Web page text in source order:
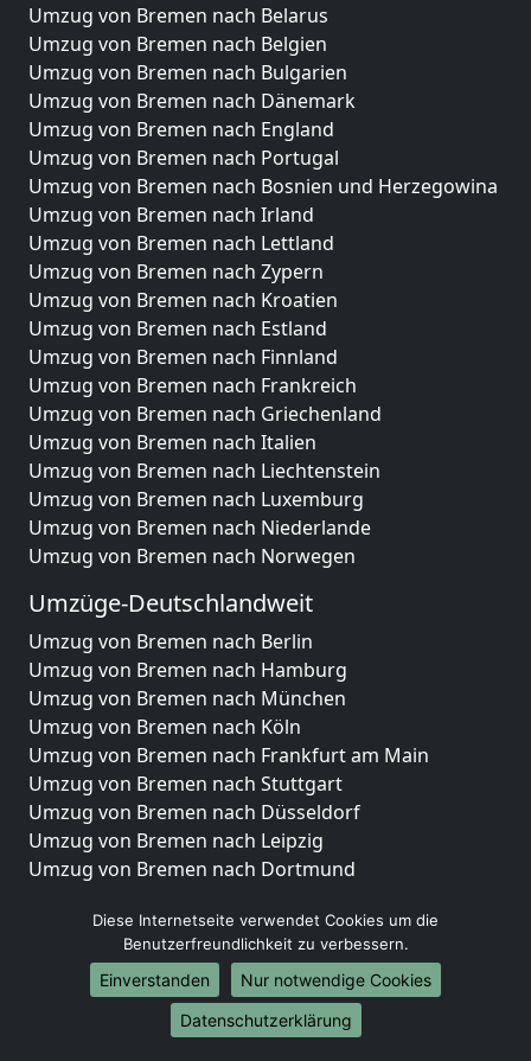
Umzug von Bremen nach Belarus
Umzug von Bremen nach Belgien
Umzug von Bremen nach Bulgarien
Umzug von Bremen nach Dänemark
Umzug von Bremen nach England
Umzug von Bremen nach Portugal
Umzug von Bremen nach Bosnien und Herzegowina
Umzug von Bremen nach Irland
Umzug von Bremen nach Lettland
Umzug von Bremen nach Zypern
Umzug von Bremen nach Kroatien
Umzug von Bremen nach Estland
Umzug von Bremen nach Finnland
Umzug von Bremen nach Frankreich
Umzug von Bremen nach Griechenland
Umzug von Bremen nach Italien
Umzug von Bremen nach Liechtenstein
Umzug von Bremen nach Luxemburg
Umzug von Bremen nach Niederlande
Umzug von Bremen nach Norwegen
Umzüge-Deutschlandweit
Umzug von Bremen nach Berlin
Umzug von Bremen nach Hamburg
Umzug von Bremen nach München
Umzug von Bremen nach Köln
Umzug von Bremen nach Frankfurt am Main
Umzug von Bremen nach Stuttgart
Umzug von Bremen nach Düsseldorf
Umzug von Bremen nach Leipzig
Umzug von Bremen nach Dortmund
Umzug von Bremen nach Bremen
Umzug von Bremen nach Dresden
Umzug von Bremen nach Hannover
Umzug von Bremen nach Nürnberg
Umzug von Bremen nach Duisburg
Diese Internetseite verwendet Cookies um die
Benutzerfreundlichkeit zu verbessern.
Einverstanden
Nur notwendige Cookies
Datenschutzerklärung